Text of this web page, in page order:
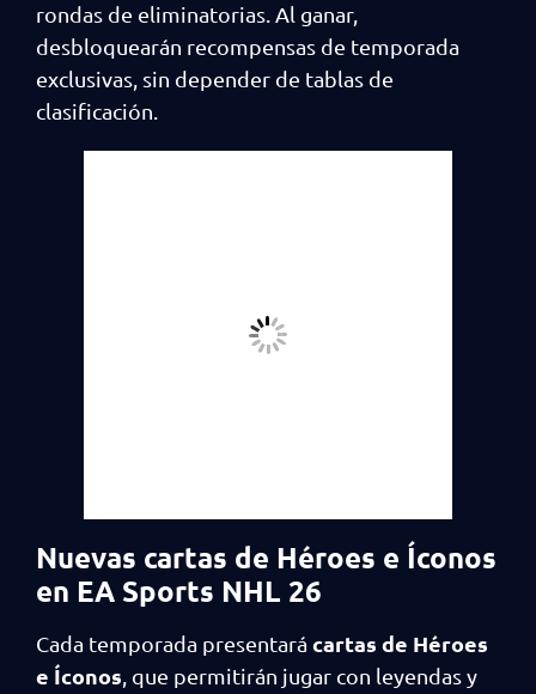
rondas de eliminatorias. Al ganar,
desbloquearán recompensas de temporada
exclusivas, sin depender de tablas de
clasificación.
Nuevas cartas de Héroes e Íconos
en EA Sports NHL 26
Cada temporada presentará cartas de Héroes
e Íconos , que permitirán jugar con leyendas y